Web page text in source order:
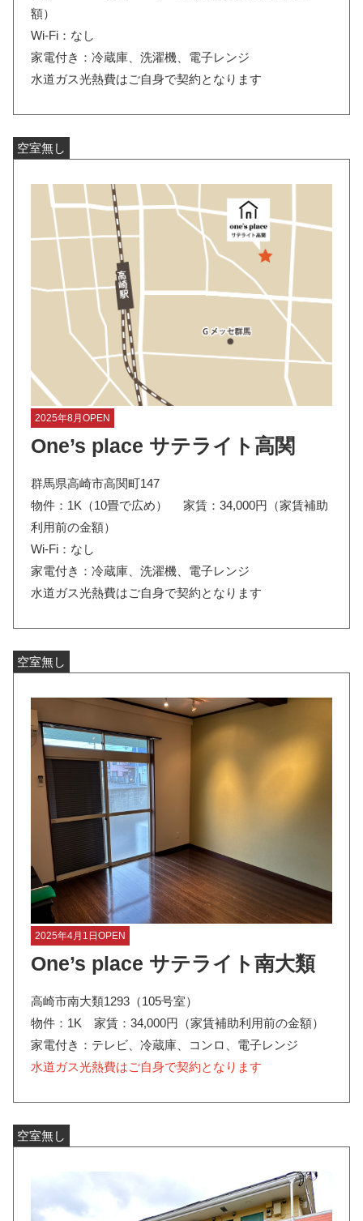
額）
Wi-Fi：なし
家電付き：冷蔵庫、洗濯機、電子レンジ
水道ガス光熱費はご自身で契約となります
空室無し
2025年8月OPEN
One’s place サテライト高関
群馬県高崎市高関町147
物件：1K（10畳で広め） 家賃：34,000円（家賃補助
利用前の金額）
Wi-Fi：なし
家電付き：冷蔵庫、洗濯機、電子レンジ
水道ガス光熱費はご自身で契約となります
空室無し
2025年4月1日OPEN
One’s place サテライト南大類
高崎市南大類1293（105号室）
物件：1K 家賃：34,000円（家賃補助利用前の金額）
家電付き：テレビ、冷蔵庫、コンロ、電子レンジ
水道ガス光熱費はご自身で契約となります
空室無し